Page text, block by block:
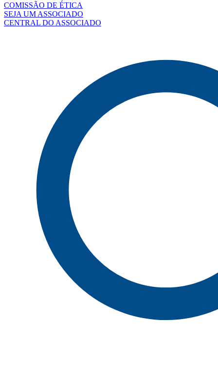
COMISSÃO DE ÉTICA
SEJA UM ASSOCIADO
CENTRAL DO ASSOCIADO